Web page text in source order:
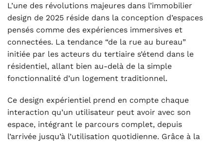
L’une des révolutions majeures dans l’immobilier
design de 2025 réside dans la conception d’espaces
pensés comme des expériences immersives et
connectées. La tendance “de la rue au bureau”
initiée par les acteurs du tertiaire s’étend dans le
résidentiel, allant bien au-delà de la simple
fonctionnalité d’un logement traditionnel.
Ce design expérientiel prend en compte chaque
interaction qu’un utilisateur peut avoir avec son
espace, intégrant le parcours complet, depuis
l’arrivée jusqu’à l’utilisation quotidienne. Grâce à la